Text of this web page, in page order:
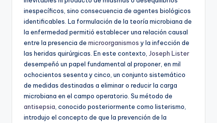
inespecíficos, sino consecuencia de agentes biológicos
identificables. La formulación de la teoría microbiana de
la enfermedad permitió establecer una relación causal
entre la presencia de microorganismos y la infección de
las heridas quirúrgicas. En este contexto, Joseph Lister
desempeñó un papel fundamental al proponer, en mil
ochocientos sesenta y cinco, un conjunto sistemático
de medidas destinadas a eliminar o reducir la carga
microbiana en el campo operatorio. Su método de
antisepsia , conocido posteriormente como listerismo,
introdujo el concepto de que la prevención de la